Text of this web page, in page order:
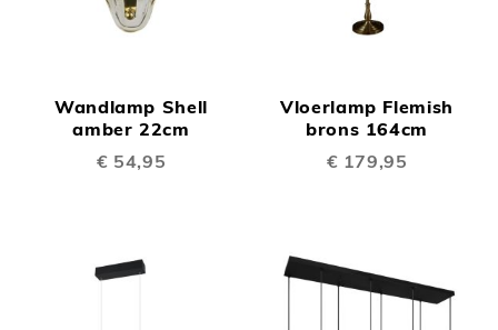
Wandlamp Shell
amber 22cm
€ 54,95
Vloerlamp Flemish
brons 164cm
€ 179,95